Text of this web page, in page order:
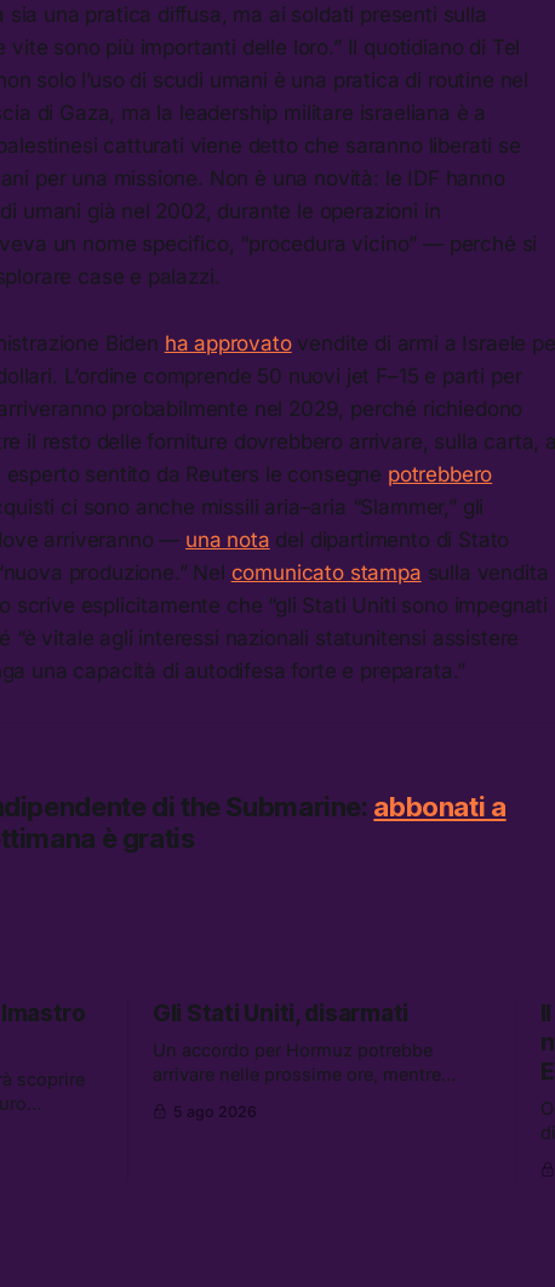
sia una pratica diffusa, ma ai soldati presenti sulla
sono più importanti delle loro.” Il quotidiano di Tel
solo l’uso di scudi umani è una pratica di routine nel
di Gaza, ma la leadership militare israeliana è a
catturati viene detto che saranno liberati se
per una missione. Non è una novità: le IDF hanno
umani già nel 2002, durante le operazioni in
un nome specifico, “procedura vicino” — perché si
case e palazzi.
Biden ha approvatovendite di armi a Israele
L’ordine comprende 50 nuovi jet F–15 e parti per
probabilmente nel 2029, perché richiedono
il resto delle forniture dovrebbero arrivare, sulla carta, a
sentito da Reuters le consegne potrebbero
ci sono anche missili aria–aria “Slammer,” gli
arriveranno — una nota del dipartimento di Stato
produzione.” Nel comunicato stampa sulla vendita
scrive esplicitamente che “gli Stati Uniti sono impegnati
“è vitale agli interessi nazionali statunitensi assistere
una capacità di autodifesa forte e preparata.”
di the Submarine: abbonati a
è gratis
scoprire
le IDF
Gli Stati Uniti, disarmati
Un accordo per Hormuz potrebbe
arrivare nelle prossime ore, mentre
gli Stati Uniti come disarmati. Tra le
5 ago 2026